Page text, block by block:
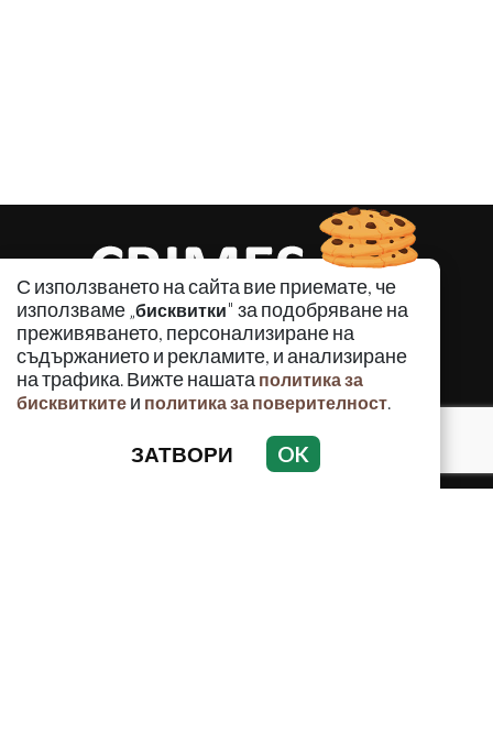
С използването на сайта вие приемате, че
използваме „бисквитки" за подобряване на
преживяването, персонализиране на
съдържанието и рекламите, и анализиране
на трафика. Вижте нашата политика за
бисквитките и политика за поверителност.
ЗАТВОРИ OK
КРИМИНАЛНО
ИНЦИДЕНТИ